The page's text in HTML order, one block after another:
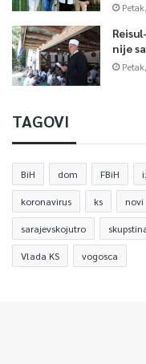
nije
TAGOVI
BiH dom FBiH
koronavirus ks novi
sarajevskojutro
Vlada KS vogosca